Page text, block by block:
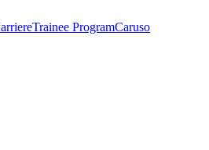
Trainee ProgramCaruso